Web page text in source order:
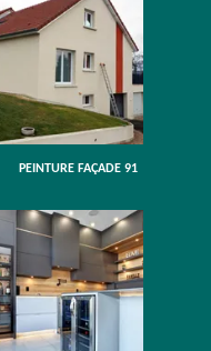
PEINTURE FAÇADE 91